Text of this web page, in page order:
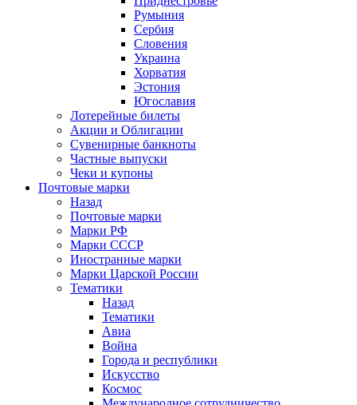
Румыния
Сербия
Словения
Украина
Хорватия
Эстония
Югославия
Лотерейные билеты
Акции и Облигации
Сувенирные банкноты
Частные выпуски
Чеки и купоны
Почтовые марки
Назад
Почтовые марки
Марки РФ
Марки СССР
Иностранные марки
Марки Царской России
Тематики
Назад
Тематики
Авиа
Война
Города и республики
Искусство
Космос